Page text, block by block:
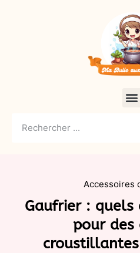
Accessoires
Gaufrier : quels
pour des